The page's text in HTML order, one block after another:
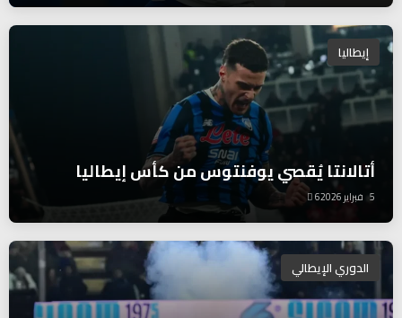
إيطاليا
أتالانتا يُقصي يوفنتوس من كأس إيطاليا
5 فبراير 2026 6
الدوري الإيطالي